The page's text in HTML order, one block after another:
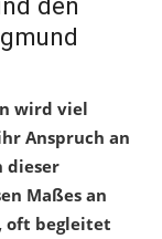
wird viel
Anspruch an
dieser
Maßes an
oft begleitet